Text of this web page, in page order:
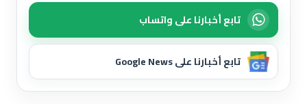
تابع أخبارنا على واتساب
تابع أخبارنا على Google News